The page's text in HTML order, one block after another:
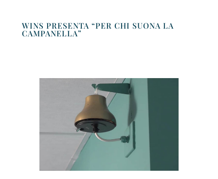
WINS PRESENTA “PER CHI SUONA LA
CAMPANELLA”